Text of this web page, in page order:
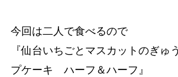
今回は二人で食べるので
『仙台いちごとマスカットのぎゅ
プケーキ ハーフ＆ハーフ』